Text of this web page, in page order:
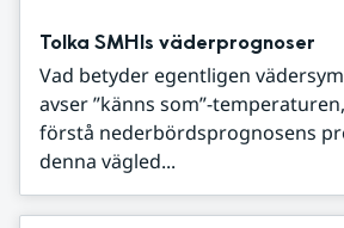
Tolka SMHIs väderprognoser
Vad betyder egentligen
avser ”känns som”-
förstå nederbördsprognosens
denna vägled...